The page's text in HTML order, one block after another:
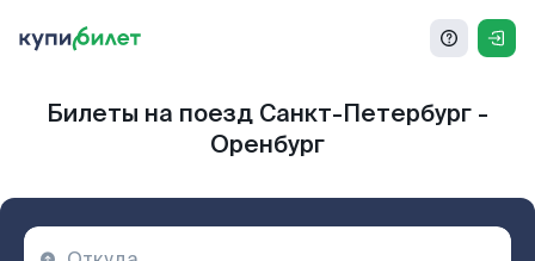
Билеты на поезд Санкт-Петербург -
Оренбург